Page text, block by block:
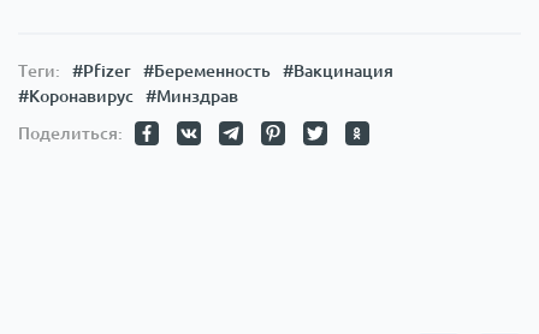
Теги: #Pfizer #Беременность
#Вакцинация
#Коронавирус
#Минздрав
Поделиться: